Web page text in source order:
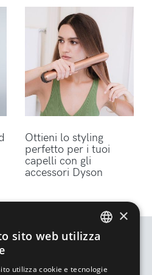
Ottieni lo styling
perfetto per i tuoi
capelli con gli
accessori Dyson
×
sito web utilizza
utilizza cookie e tecnologie